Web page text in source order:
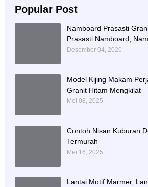
Popular Post
Namboard Prasasti
Prasasti Namboard,
Tulungagung
Desember 04, 2020
Model Kijing Makam
Granit Hitam Mengkilat
Mei 08, 2025
Contoh Nisan Kuburan
Termurah
Mei 16, 2025
Lantai Motif Marmer,